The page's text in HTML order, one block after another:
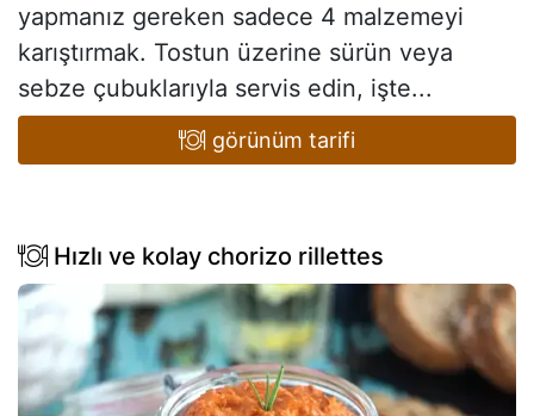
yapmanız gereken sadece 4 malzemeyi
karıştırmak. Tostun üzerine sürün veya
sebze çubuklarıyla servis edin, işte...
görünüm tarifi
Hızlı ve kolay chorizo rillettes